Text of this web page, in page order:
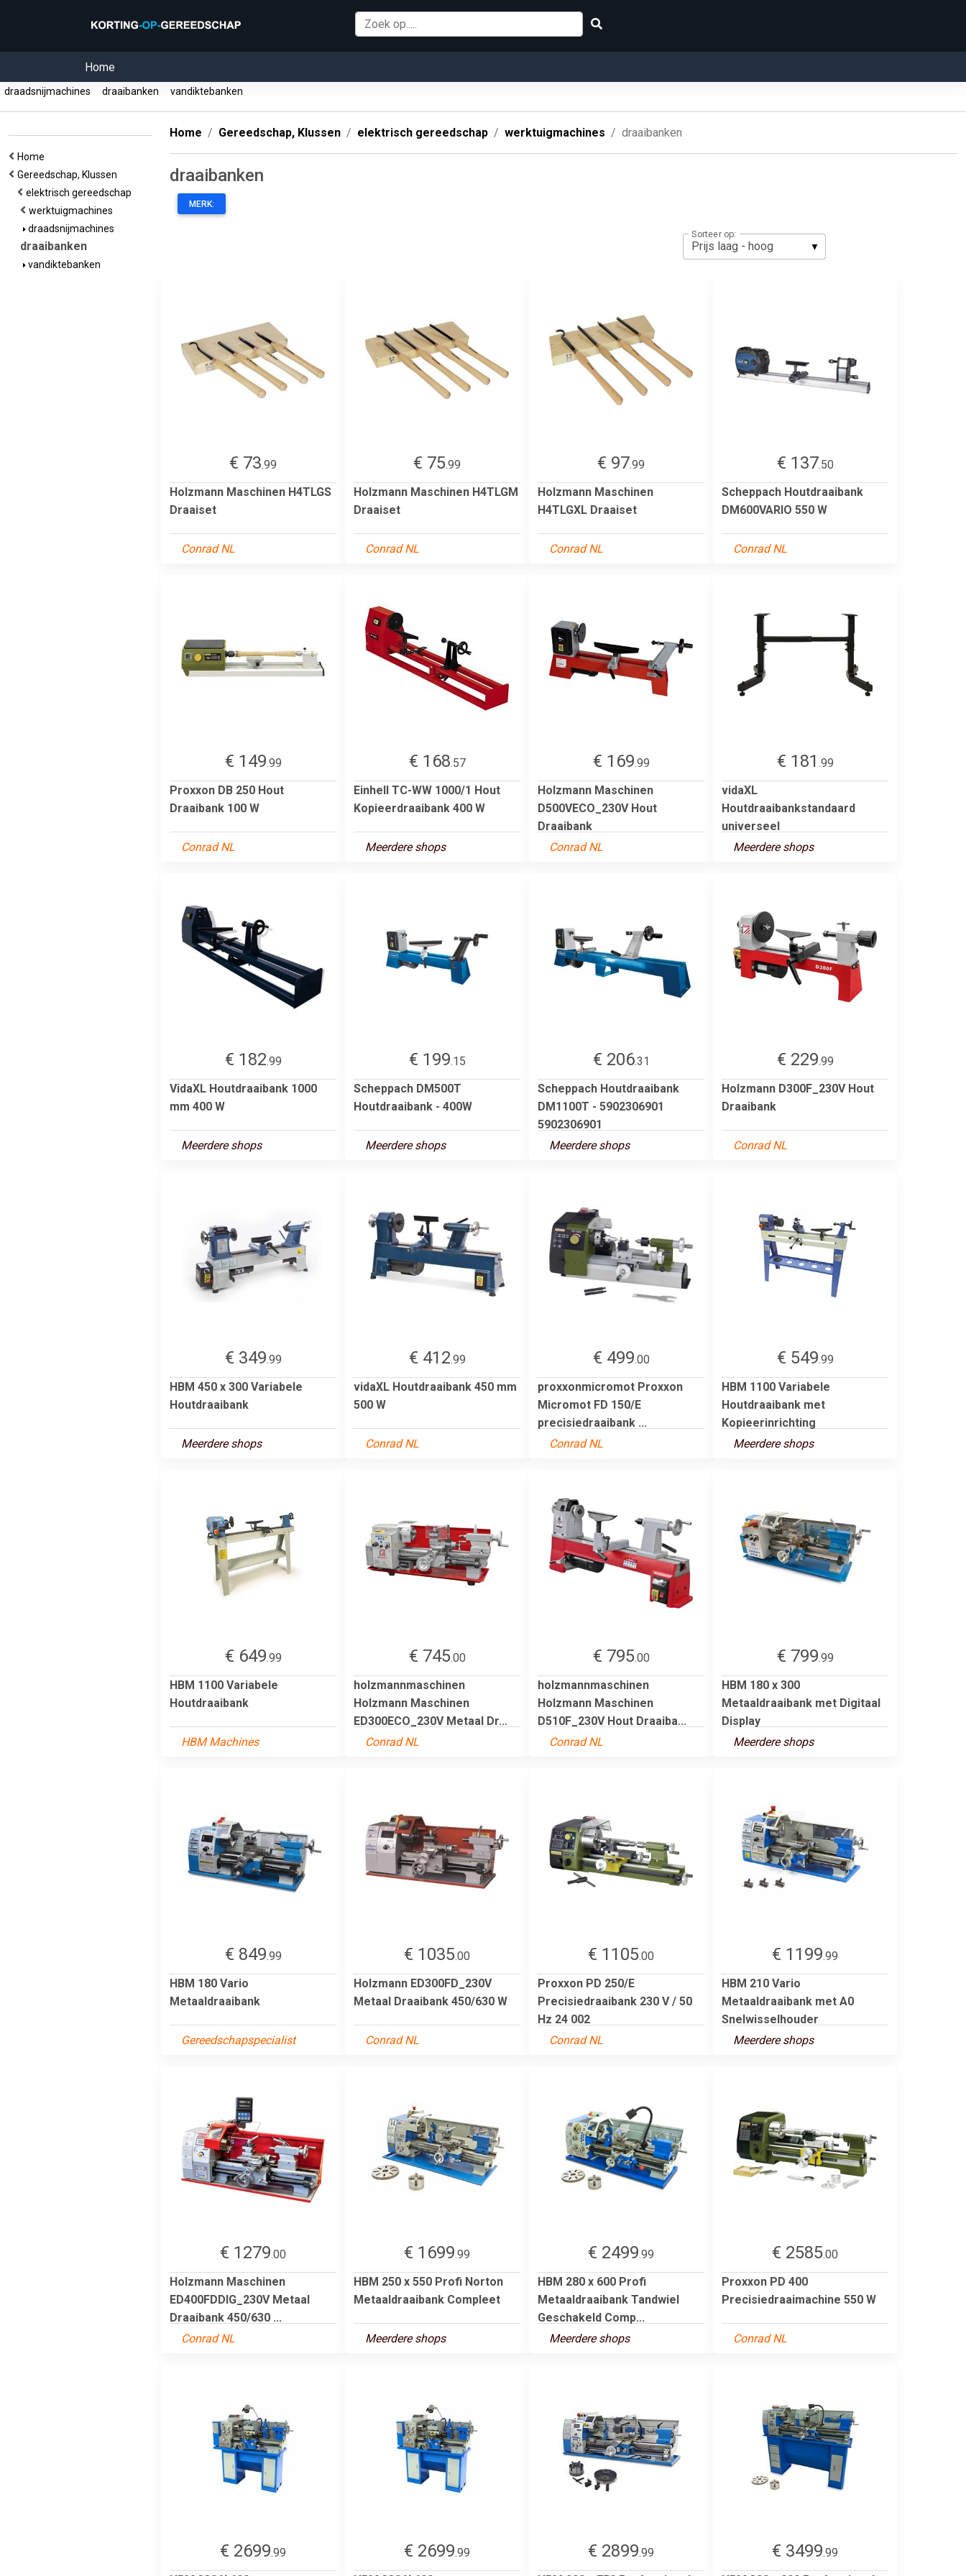
Home
draadsnijmachines draaibanken vandiktebanken
Home
Gereedschap, Klussen
elektrisch gereedschap
werktuigmachines
draadsnijmachines
draaibanken
vandiktebanken
Home Gereedschap, Klussen elektrisch gereedschap werktuigmachines draaibanken
draaibanken
MERK:
Sorteer op:
€ 73.99
Holzmann Maschinen H4TLGS
Draaiset
Conrad NL
€ 75.99
Holzmann Maschinen H4TLGM
Draaiset
Conrad NL
€ 97.99
Holzmann Maschinen
H4TLGXL Draaiset
Conrad NL
€ 137.50
Scheppach Houtdraaibank
DM600VARIO 550 W
Conrad NL
€ 149.99
Proxxon DB 250 Hout
Draaibank 100 W
Conrad NL
€ 168.57
Einhell TC-WW 1000/1 Hout
Kopieerdraaibank 400 W
Meerdere shops
€ 169.99
Holzmann Maschinen
D500VECO_230V Hout
Draaibank
Conrad NL
€ 181 .99
vidaXL
Houtdraaibankstandaard
universeel
Meerdere shops
€ 182.99
VidaXL Houtdraaibank 1000
mm 400 W
Meerdere shops
€ 199.15
Scheppach DM500T
Houtdraaibank - 400W
Meerdere shops
€ 206.31
Scheppach Houtdraaibank
DM1100T - 5902306901
5902306901
Meerdere shops
€ 229.99
Holzmann D300F_230V Hout
Draaibank
Conrad NL
€ 349.99
HBM 450 x 300 Variabele
Houtdraaibank
Meerdere shops
€ 412.99
vidaXL Houtdraaibank 450 mm
500 W
Conrad NL
€ 499.00
proxxonmicromot Proxxon
Micromot FD 150/E
precisiedraaibank ...
Conrad NL
€ 549.99
HBM 1100 Variabele
Houtdraaibank met
Kopieerinrichting
Meerdere shops
€ 649.99
HBM 1100 Variabele
Houtdraaibank
HBM Machines
€ 745.00
holzmannmaschinen
Holzmann Maschinen
ED300ECO_230V Metaal Dr...
Conrad NL
€ 795.00
holzmannmaschinen
Holzmann Maschinen
D510F_230V Hout Draaiba...
Conrad NL
€ 799.99
HBM 180 x 300
Metaaldraaibank met Digitaal
Display
Meerdere shops
€ 849.99
HBM 180 Vario
Metaaldraaibank
Gereedschapspecialist
€ 1035.00
Holzmann ED300FD_230V
Metaal Draaibank 450/630 W
Conrad NL
€ 1105.00
Proxxon PD 250/E
Precisiedraaibank 230 V / 50
Hz 24 002
Conrad NL
€ 1199.99
HBM 210 Vario
Metaaldraaibank met A0
Snelwisselhouder
Meerdere shops
€ 1279.00
Holzmann Maschinen
ED400FDDIG_230V Metaal
Draaibank 450/630 ...
Conrad NL
€ 1699.99
HBM 250 x 550 Profi Norton
Metaaldraaibank Compleet
Meerdere shops
€ 2499.99
HBM 280 x 600 Profi
Metaaldraaibank Tandwiel
Geschakeld Comp...
Meerdere shops
€ 2585.00
Proxxon PD 400
Precisiedraaimachine 550 W
Conrad NL
€ 2699.99
€ 2699.99
€ 2899.99
€ 3499.99